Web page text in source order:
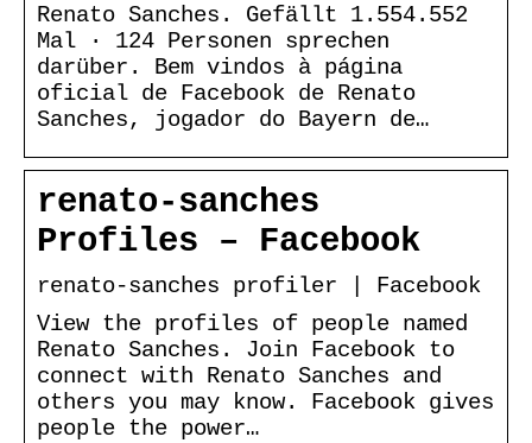
Renato Sanches. Gefällt 1.554.552
Mal · 124 Personen sprechen
darüber. Bem vindos à página
oficial de Facebook de Renato
Sanches, jogador do Bayern de…
renato-sanches
Profiles – Facebook
renato-sanches profiler | Facebook
View the profiles of people named
Renato Sanches. Join Facebook to
connect with Renato Sanches and
others you may know. Facebook gives
people the power…